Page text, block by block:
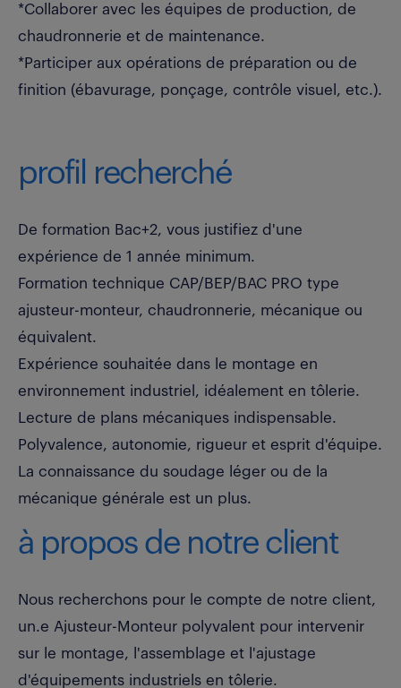
*Collaborer avec les équipes de production, de
chaudronnerie et de maintenance.
*Participer aux opérations de préparation ou de
finition (ébavurage, ponçage, contrôle visuel, etc.).
profil recherché
De formation Bac+2, vous justifiez d'une
expérience de 1 année minimum.
Formation technique CAP/BEP/BAC PRO type
ajusteur-monteur, chaudronnerie, mécanique ou
équivalent.
Expérience souhaitée dans le montage en
environnement industriel, idéalement en tôlerie.
Lecture de plans mécaniques indispensable.
Polyvalence, autonomie, rigueur et esprit d'équipe.
La connaissance du soudage léger ou de la
mécanique générale est un plus.
à propos de notre client
Nous recherchons pour le compte de notre client,
un.e Ajusteur-Monteur polyvalent pour intervenir
sur le montage, l'assemblage et l'ajustage
d'équipements industriels en tôlerie.